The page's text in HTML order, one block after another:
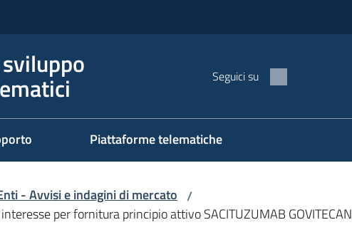
Seguici su
Piattaforme telematiche
- Avvisi e indagini di mercato /
per fornitura principio attivo SACITUZUMAB GOVITECAN